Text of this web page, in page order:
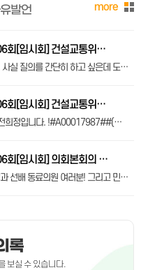
고양특례시의회 제10대 제306회[임시회] 건설교통위원회 제2차 회의록 [1]2026년 업무보고의 건(계속) ·도시혁신국, 상하수도사업소, 도로건설사업소, 고양도시관리공사(도시전략처, 도시개발처, 도시정비처, 교통사업처), 덕양구청(안전건설과, 교통행정과, 건축과, 건축물관리과), 일산동구청(안전건설과, 교통행정과, 건축과), 일산서구청(안전건설과, 교통행정과, 건축과) 소관
전희정입니다. 간단히 하겠습니다. 사실 질의를 간단히 하고 싶은데 도시혁신국은 과가 3개밖에 없는데 업무가 너무 많은 것 같아요. 그리고 저희가 관심을 갖지 않을 수 없는 중요한 이슈들이 되게 많고 또 감사도 되게 많이 받아야 될 것 같아요. 그래서 지금 고양시 감사관실에서 감사도 많이 하고 아니, 그렇다고 여기 계신 공무원분들을 비롯해서 힘들게 하겠다는 얘기는 아니고 사실 감사도 컨설팅이라고 볼 수 있거든요. 그러니까 긍정적으로 고양시의 성장과 발전을 위해서 노력하자는 그런 의미입니다. 이것은 제가 우선 자료부터 요구할게요. 135페이지에 재건축 사전컨설팅사업 추진이 있는데 여기 보니까 일산신도시에서는 백마, 후곡 그다음에 강선마을, 이렇게 돼 있어요.
고양특례시의회 제10대 제306회[임시회] 건설교통위원회 제1차 회의록 [1]고양 도시관리계획(GB해제) 결정(변경)안 의견청취의 건 -단절토지 및 경계선 관통대지 개발제한구역 해제-(시장 제출) [2]2026년 업무보고의 건 ·도시주택정책실, 도시디자인담당관, 시민안전담당관, 재난대응담당관, 신청사건립단, 교통국 소관
주엽1·2동을 지역구로 두고 있는 전희정입니다. !#A00017987##(영상자료를 보며)#! 우선 덕양구 대자동 134-26번지 일원 한번 봐 주시겠어요? 그쪽에 지금 해제하려고 하는 그린벨트 안에 건물처럼 보이는 게 있잖아요. 그 부분이 정확히 뭔지 확인하셨어요?
고양특례시의회 제10대 제306회[임시회] 의회본회의 제1차 회의록 [1]제306회 고양시의회(임시회) 회기결정의 건(의장 제의) [2]시정업무보고의 건 ㅇ5분 자유발언(손동숙·원종범·최성원·이해림·장예선·신인선·문재호·고덕희·오영숙·전희정·김수진·최은주·김학영 의원) ㅇ휴회결의: 2026. 7. 21.~7. 23.(3일간)
존경하는 고양시민 여러분! 의장님과 선배 동료의원 여러분! 그리고 민경선 시장님을 비롯한 공무원 여러분! 주엽1·2동 국민의힘 시의원 전희정입니다. 오늘 본 의원은 시정의 신뢰도를 좌우하는 민원행정의 투명성에 대해 말씀드리고자 합니다. 그중에서도 정보공개제도, 실제로 어떻게 운영되고 있는지 본 의원이 직접 겪은 사례를 중심으로 말씀드리겠습니다. 본 의원은 지난 6월 17일 당선인 신분으로 고양시의 민원처리 현황자료를 요청하였습니다. 그러나 당선인에게 제공할 수 없다는 답변을 들었고, 이에 일반 시민의 자격으로 정보공개청구를 하였으나 6월 25일 4개 부서로부터 정보 부존재 통지를 받았으며 나머지 4개 부서로부터는 어떤 답변도 받지 못했습니다. 정보공개제도는 시민의 알 권리를 보장하고 행정의 투명성과 책임성을 높이는 제도입니다. 공공기관이 직무상 작성 취득하여 보유 관리하는 정보는 법률상 비공개 사유가 없는 한 공개하는 것이 원칙입니다. 본 의원이 청구한 자료는 감사관실, 건축과 등 시청과 구청의 8개 부서가 최근 2년 6개월 동안 접수 처리한 민원 현황입니다. 민원을 제대로 조사하고 답변했는지, 형식적인 반복 답변이나 부당한 지연, 종결 사례가 없었는지 확인하기 위한 것이었습니다. 청구한 정보의 상당 부분은 관련 법령에 따라 전산시스템에 입력 관리하는 내용입니다. 그런데 일부 부서는 취합 가공에 필요한 정보라거나 특정되지 않은 포괄적 청구라는 이유로 정보 부존재 통지를 하였습니다. 이 두 가지 이유 모두 법리에 맞지 않습니다. 대법원은 공공기관이 전자적 형태로 보유 관리하는 정보를 통상적인 검색 추출 기능을 이용해 제공하는 것은 새로운 정보의 생산이나 가공에 해당하지 않아 공개 대상이라고 판시한 바 있습니다. 새로운 정보를 만들어 달라는 것이 아니라 전산시스템으로 이미 관리하고 있는 정보를 통상적인 방법으로 검색 추출해 달라는 청구였습니다. 따라서 가공이 필요하다는 이유를 들어 부존재 통지한 것은 대법원 판례의 취지에 부합한다고 보기 어렵습니다. 또한 본 의원은 대상 부서, 기간, 민원 내용 등 청구 사항을 특정하여 청구하였습니다. 판례는 일반인 관점에서 청구 내용과 범위를 확정할 수 있으면 특정된 청구로 봅니다. 설령 불명확한 부분이 있었다면 보완을 요구하면 될 일이지 곧바로 부존재로 종결 처리해서는 안 될 것입니다. 더구나 4개 부서는 반복 중복 청구의 종결에 관한 정보공개법 제11조2까지 부존재 처리의 근거로 들었습니다. 그러나 본 의원의 청구는 최초의 정식 정보공개청구였습니다. 여기에 정보공개법 제11조2를 적용한 것은 명백한 법 적용의 오류입니다. 개인정보가 포함되어 있다면 성명과 연락처 등 개인을 식별할 수 있는 부분만 삭제하면 됩니다. 나머지 정보는 공개하여야 합니다. 이는 행정청이 선택할 수 있는 재량의 문제가 아니라 정보공개법 제14조가 정한 부분 공개의 의무입니다. 그랜드 아이스 미국 연방 대법관은 “햇볕은 가장 좋은 소독제이며 전등불은 가장 유능한 경찰관”이라고 말했습니다. 행정정보의 공개는 단순히 자료를 내주는 일이 아닙니다. 행정이 어떤 판단을 했고, 누가 그 결과에 책임지는지를 시민이 확인할 수 있게 하는 일입니다. 존경하는 시장님! 첫째, 8개 부서의 정보공개 처리 과정을 전면 재검토하고, 각 부서가 실제 보유 관리하는 정보와 정보 부존재 판단의 구체적인 근거를 밝혀주십시오. 둘째, 개인정보 등 비공개 대상만 삭제하고 민원 요지, 처리 결과, 처리 기간 등 공개가능한 정보는 즉시 부분 공개해 주십시오. 셋째, 최근 2년간 민원 처리부를 점검하여 부실 기재, 처리 기간 초과, 형식적 반복 답변, 부당 종결 사례가 있었는지 조사해 주십시오. 넷째, 정보 부존재와 부분 공개의 판단 기준을 담은 공통 지침을 마련해 주십시오. 또한 반복되거나 장기간 해결되지 않는 민원은 과장급 이상 책임자가 다시 검토하도록 제도화해 주십시오. 마지막으로 점검 결과와 개선 대책을 시민에게 공개하고 의회에 보고해 주시기 바랍니다. 정보공개는 행정을 방해하는 일이 아닙니다. 부실한 행정을 바로잡고 시민의 신뢰를 회복하는 가장 기본적인 장치입니다. 고양시가 시민의 질문을 회피하는 행정이 아니라 기록으로 설명하고 결과로 책임지는 행정으로 거듭날 것을 촉구합니다. 본 의원도 오늘 제기한 문제가 일회성 지적에 그치지 않도록 개선 여부를 끝까지 확인하겠습니다. 경청해 주셔서 감사합니다. (○최성원 의원 의석에서 – 의장님! 의사진행발언 있습니다.)
more
발언
록
보실 수 있습니다.